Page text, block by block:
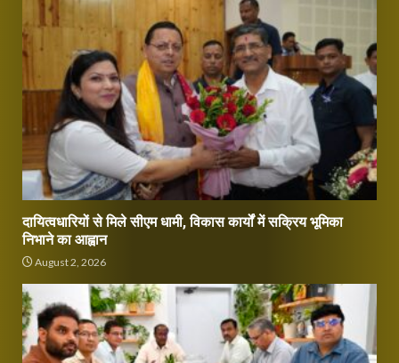
दायित्वधारियों से मिले सीएम धामी, विकास कार्यों में सक्रिय भूमिका
निभाने का आह्वान
August 2, 2026